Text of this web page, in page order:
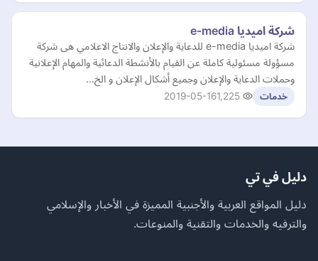
شركة اميديا e-media
شركة اميديا e-media للدعاية والإعلان والانتاج الاعلامي هى شركة
مسؤولة مسئولية كاملة عن القيام بالأنشطة الدعائية والمهام الإعلانية
وحملات الدعاية والإعلان وجميع أشكال الإعلان و الخ…
خدمات 2019-05-16
دليل في تي
دليل المواقع العربية والأجنبية المميزة في الأخبار والإسلامي
والترفيه والخدمات والتقنية والمنوعات.